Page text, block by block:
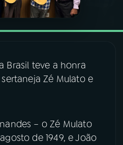
Brasil teve a honra
Zé Mulato e
– o Zé Mulato
de 1949, e João